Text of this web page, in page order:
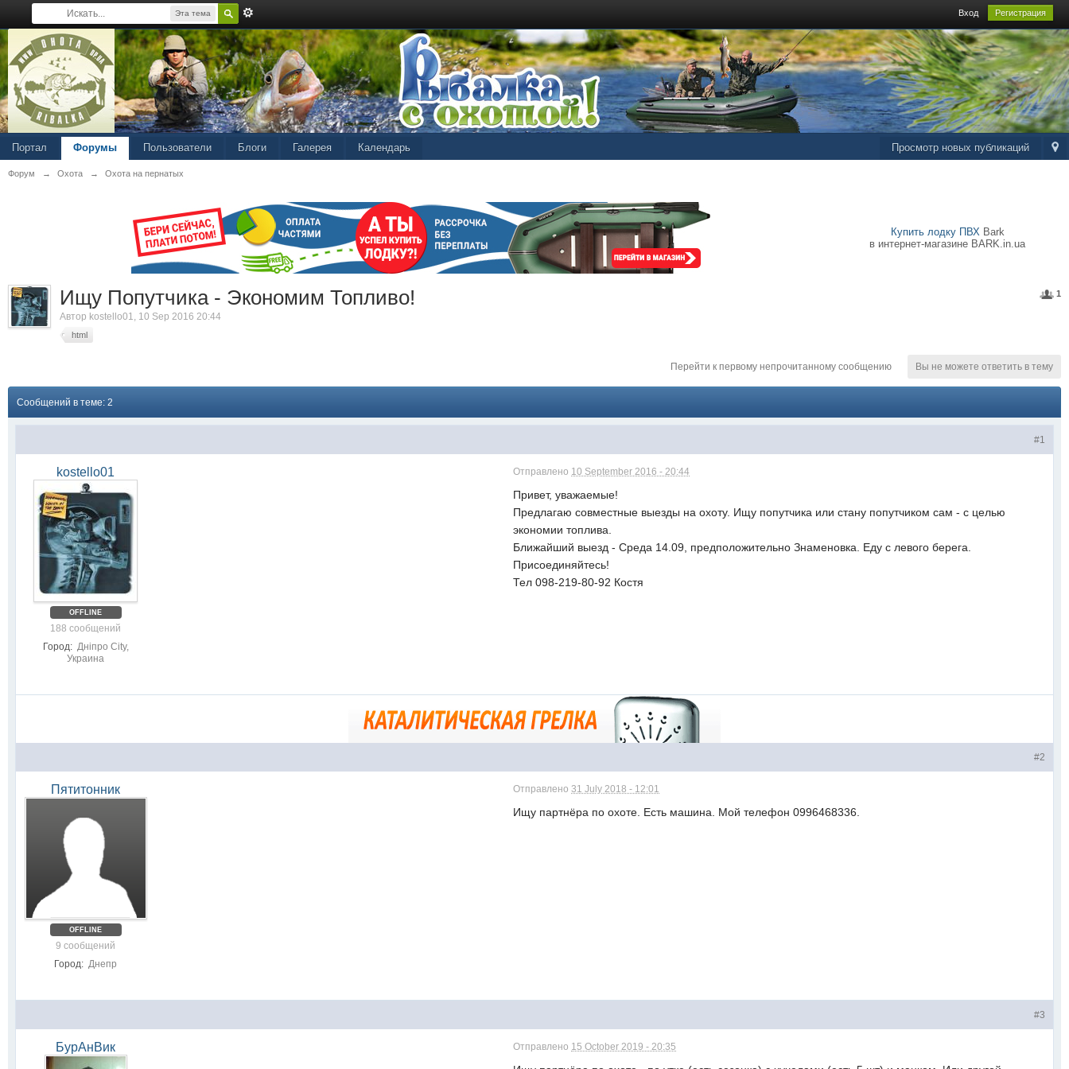
Эта тема Вход Регистрация
Просмотр новых публикаций
Портал Форумы Пользователи Блоги Галерея Календарь
Форум → Охота → Охота на пернатых
Купить лодку ПВХBark
в интернет-магазине BARK.in.ua
1
Ищу Попутчика - Экономим Топливо!
Автор kostello01, 10 Sep 2016 20:44
html
Вы не можете ответить в тему
Перейти к первому непрочитанному сообщению
Сообщений в теме: 2
#1
kostello01
OFFLINE
188 сообщений
Город: Днiпро City,
Украина
Отправлено 10 September 2016 - 20:44
Привет, уважаемые!
Предлагаю совместные выезды на охоту. Ищу попутчика или стану попутчиком сам - с целью
экономии топлива.
Ближайший выезд - Среда 14.09, предположительно Знаменовка. Еду с левого берега.
Присоединяйтесь!
Тел 098-219-80-92 Костя
#2
Пятитонник
OFFLINE
9 сообщений
Город: Днепр
Отправлено 31 July 2018 - 12:01
Ищу партнёра по охоте. Есть машина. Мой телефон 0996468336.
#3
БурАнВик Отправлено 15 October 2019 - 20:35